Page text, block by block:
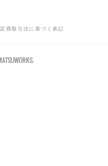
商取引法に基づく表記
.